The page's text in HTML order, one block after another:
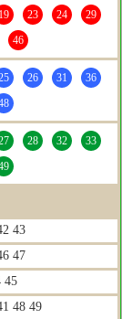
19 23 24
29
46
26 31
36
28 32
33
43
47
45
48 49